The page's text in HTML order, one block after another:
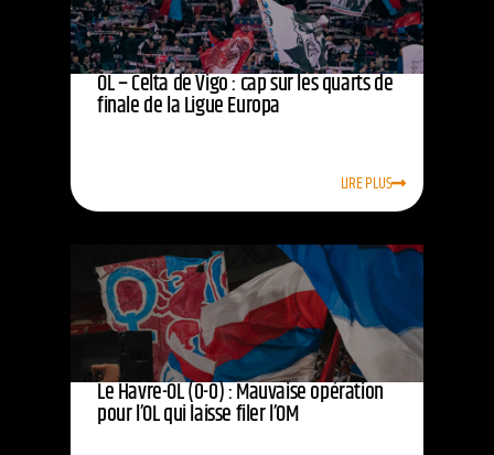
OL – Celta de Vigo : cap sur les quarts de
finale de la Ligue Europa
LIRE PLUS
Le Havre-OL (0-0) : Mauvaise opération
pour l’OL qui laisse filer l’OM